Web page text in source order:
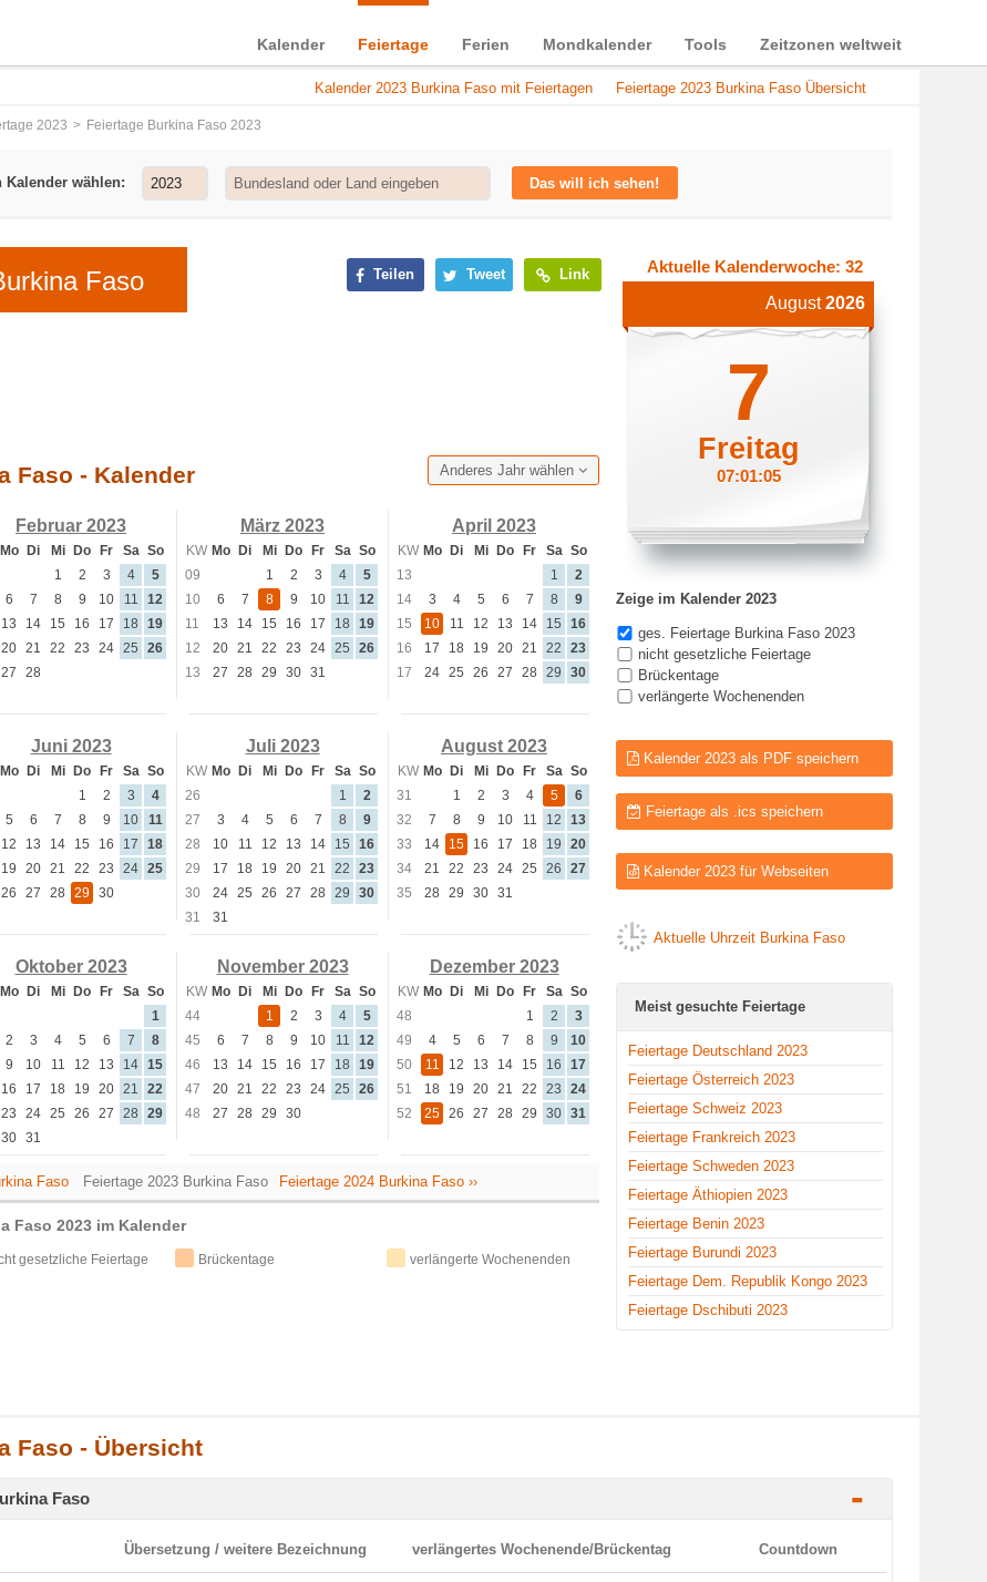
Kalender Feiertage Ferien Mondkalender Tools Zeitzonen weltweit
Kalender 2023 Burkina Faso mit Feiertagen Feiertage 2023 Burkina Faso Übersicht
2023 Feiertage Burkina Faso 2023
Kalender wählen: Das will ich sehen!
Teilen Tweet Link
Faso
Faso - Kalender Anderes Jahr wählen
Februar 2023
Mo Di Mi Do Fr Sa So
1 2 3 4
5
6 7 8 9 10 11
12
13 14 15 16 17 18
19
20 21 22 23 24 25
26
27 28
März 2023
KW Mo Di Mi Do Fr Sa So
09
1 2 3 4
5
10
6 7 8 9 10 11
12
11
13 14 15 16 17 18
19
12
20 21 22 23 24 25
26
13
27 28 29 30 31
April 2023
KW Mo Di Mi Do Fr Sa So
13
1
2
14
3 4 5 6 7 8
9
15
10 11 12 13 14 15
16
16
17 18 19 20 21 22
23
17
24 25 26 27 28 29 30
Juni 2023
Mo Di Mi Do Fr Sa So
1 2 3
4
5 6 7 8 9 10
11
12 13 14 15 16 17
18
19 20 21 22 23 24 25
26 27 28 29 30
Juli 2023
KW Mo Di Mi Do Fr Sa So
26
1
2
27
3 4 5 6 7 8
9
28
10 11 12 13 14 15
16
29
17 18 19 20 21 22
23
30
24 25 26 27 28 29
30
31
31
August 2023
KW Mo Di Mi Do Fr Sa So
31
1 2 3 4 5
6
32
7 8 9 10 11 12
13
33
14 15 16 17 18 19
20
34
21 22 23 24 25 26
27
35
28 29 30 31
Oktober 2023
Mo Di Mi Do Fr Sa So
1
2 3 4 5 6 7
8
9 10 11 12 13 14 15
16 17 18 19 20 21
22
23 24 25 26 27 28
29
30 31
November 2023
KW Mo Di Mi Do Fr Sa So
44
1 2 3 4
5
45
6 7 8 9 10 11
12
46
13 14 15 16 17 18
19
47
20 21 22 23 24 25
26
48
27 28 29 30
Dezember 2023
KW Mo Di Mi Do Fr Sa So
48
1 2
3
49
4 5 6 7 8 9
10
50
11 12 13 14 15 16
17
51
18 19 20 21 22 23
24
52
25 26 27 28 29 30 31
Faso Feiertage 2023 Burkina Faso Feiertage 2024 Burkina Faso ››
Faso 2023 im Kalender
gesetzliche Feiertage Brückentage verlängerte Wochenenden
Aktuelle Kalenderwoche: 32
August2026
7
Freitag
07:01:05
Zeige im Kalender 2023
ges. Feiertage Burkina Faso 2023
nicht gesetzliche Feiertage
Brückentage
verlängerte Wochenenden
Kalender 2023 als PDF speichern
Feiertage als .ics speichern
Kalender 2023 für Webseiten
Aktuelle Uhrzeit Burkina Faso
Meist gesuchte Feiertage
Feiertage Deutschland 2023
Feiertage Österreich 2023
Feiertage Schweiz 2023
Feiertage Frankreich 2023
Feiertage Schweden 2023
Feiertage Äthiopien 2023
Feiertage Benin 2023
Feiertage Burundi 2023
Feiertage Dem. Republik Kongo 2023
Feiertage Dschibuti 2023
Faso - Übersicht
Faso -
Übersetzung / weitere Bezeichnung verlängertes Wochenende/Brückentag Countdown